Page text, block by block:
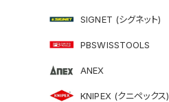
SIGNET (シグネット)
PBSWISSTOOLS
ANEX
KNIPEX (クニペックス)